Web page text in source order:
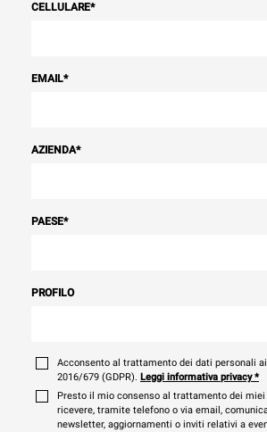
CELLULARE*
EMAIL*
AZIENDA*
PAESE*
PROFILO
Acconsento al trattamento dei dati personali ai
2016/679 (GDPR). Leggi informativa privacy*
Presto il mio consenso al trattamento dei
ricevere, tramite telefono o via email,
newsletter, aggiornamenti o inviti relativi a